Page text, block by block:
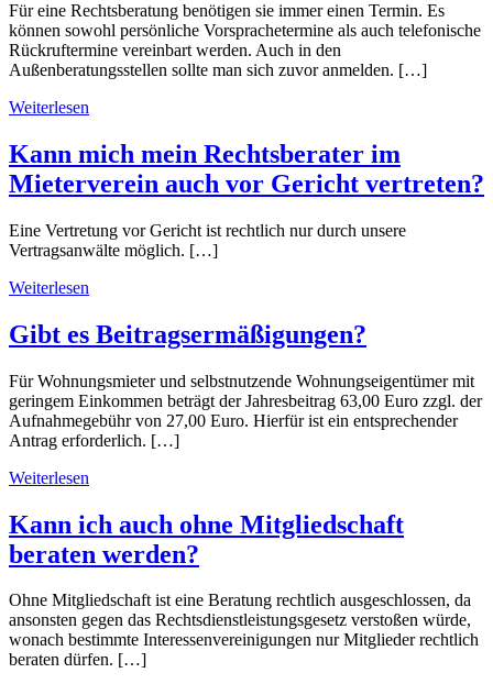
Für eine Rechtsberatung benötigen sie immer einen Termin. Es
können sowohl persönliche Vorsprachetermine als auch telefonische
Rückruftermine vereinbart werden. Auch in den
Außenberatungsstellen sollte man sich zuvor anmelden. […]
Weiterlesen
Kann mich mein Rechtsberater im
Mieterverein auch vor Gericht vertreten?
Eine Vertretung vor Gericht ist rechtlich nur durch unsere
Vertragsanwälte möglich. […]
Weiterlesen
Gibt es Beitragsermäßigungen?
Für Wohnungsmieter und selbstnutzende Wohnungseigentümer mit
geringem Einkommen beträgt der Jahresbeitrag 63,00 Euro zzgl. der
Aufnahmegebühr von 27,00 Euro. Hierfür ist ein entsprechender
Antrag erforderlich. […]
Weiterlesen
Kann ich auch ohne Mitgliedschaft
beraten werden?
Ohne Mitgliedschaft ist eine Beratung rechtlich ausgeschlossen, da
ansonsten gegen das Rechtsdienstleistungsgesetz verstoßen würde,
wonach bestimmte Interessenvereinigungen nur Mitglieder rechtlich
beraten dürfen. […]